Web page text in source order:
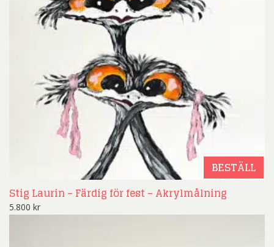
BESTÄLL
Stig Laurin – Färdig för fest – Akrylmålning
5.800 kr